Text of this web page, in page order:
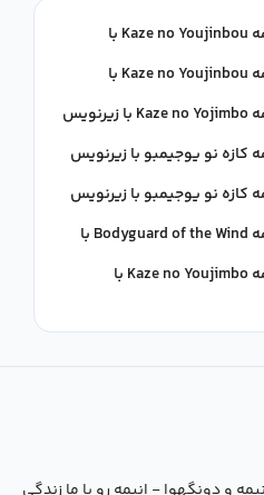
دانلود و تماشای آنلاین انیمه Kaze no Youjinbou با
دانلود و تماشای آنلاین انیمه Kaze no Youjinbou با
دانلود و تماشای آنلاین انیمه Kaze no Yojimbo با زیرنویس
کازه نو یوجیمبو با زیرنویس
کازه نو یوجیمبو با زیرنویس
دانلود و تماشای آنلاین انیمه Bodyguard of the Wind با
دانلود و تماشای آنلاین انیمه Kaze no Youjimbo با